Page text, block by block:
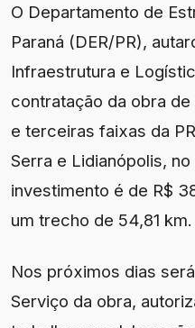
O Departamento de
Paraná (DER/PR),
Infraestrutura e
contratação da obra
e terceiras faixas da
Serra e Lidianópolis, no
investimento é de R$
um trecho de 54,81 km.
Nos próximos dias
Serviço da obra,